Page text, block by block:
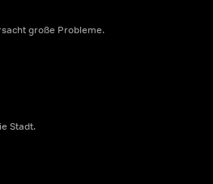
große Probleme.
Stadt.